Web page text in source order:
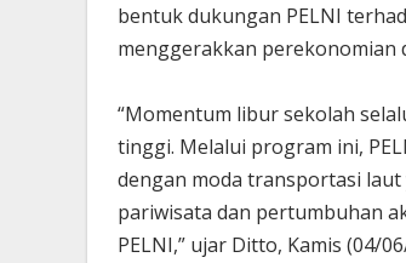
bentuk dukungan PELNI
menggerakkan perekonomian
“Momentum libur sekolah
tinggi. Melalui program ini,
dengan moda transportasi
pariwisata dan pertumbuhan
PELNI,” ujar Ditto, Kamis (04/